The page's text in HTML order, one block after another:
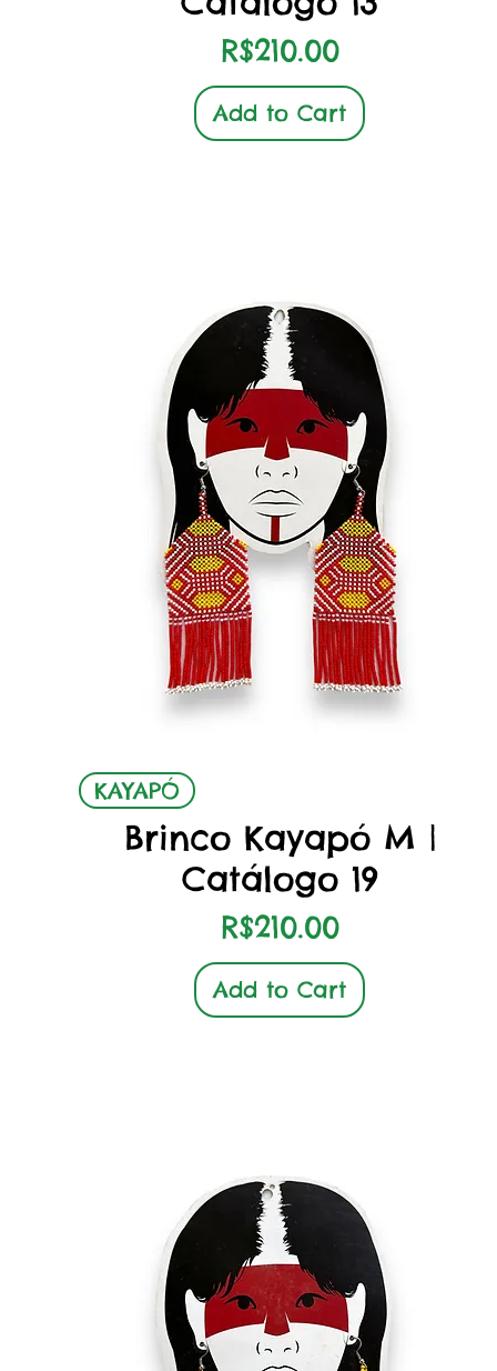
Price
R$210.00
Add to Cart
KAYAPÓ
Brinco Kayapó M |
Catálogo 19
Price
R$210.00
Add to Cart